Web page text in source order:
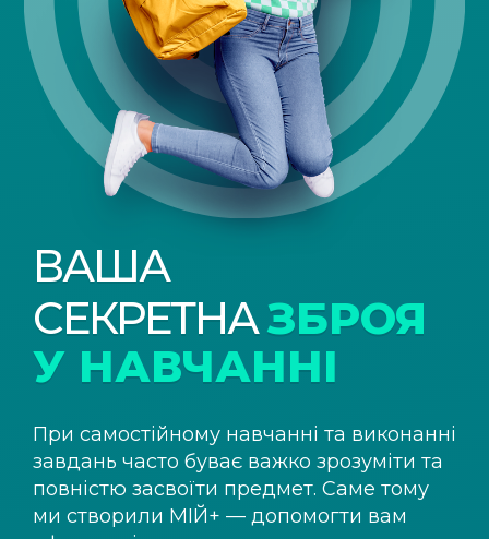
ВАША
СЕКРЕТНАЗБРОЯ
У НАВЧАННІ
При самостійному навчанні та виконанні
завдань часто буває важко зрозуміти та
повністю засвоїти предмет. Саме тому
ми створили МІЙ+ — допомогти вам